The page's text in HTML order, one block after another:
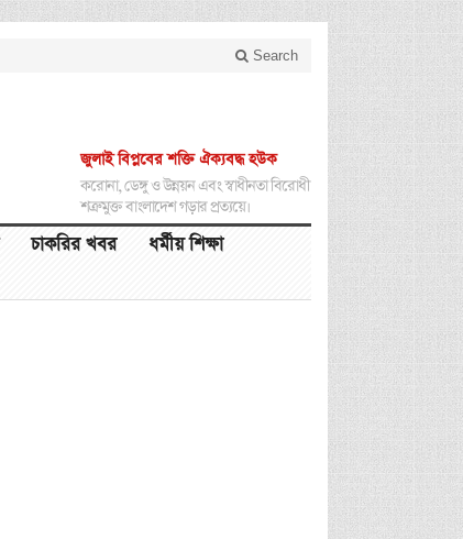
Search
জুলাই বিপ্লবের শক্তি ঐক্যবদ্ধ হউক
করোনা, ডেঙ্গু ও উন্নয়ন এবং স্বাধীনতা বিরোধী
শত্রুমুক্ত বাংলাদেশ গড়ার প্রত্যয়ে।
চাকরির খবর
ধর্মীয় শিক্ষা